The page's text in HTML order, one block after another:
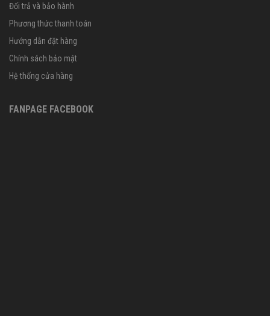
Đổi trả và bảo hành
Phương thức thanh toán
Hướng dẫn đặt hàng
Chính sách bảo mật
Hệ thống cửa hàng
FANPAGE FACEBOOK